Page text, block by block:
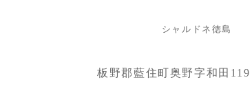
シャルドネ徳島
板野郡藍住町奥野字和田